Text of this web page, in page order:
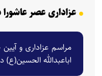
عزاداری عصر
مراسم عزاداری و
اباعبدالله